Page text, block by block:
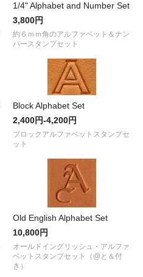
1/4" Alphabet and Number Set
3,800円
約６ｍｍ角のアルファベット＆ナン
バースタンプセット
Block Alphabet Set
2,400円-4,200円
ブロックアルファベットスタンプセ
ット
Old English Alphabet Set
10,800円
オールドイングリッシュ・アルファ
ベットスタンプセット（@と＆付
き）